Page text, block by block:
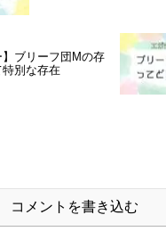
】ブリーフ団Mの存
別な存在
コメントを書き込む